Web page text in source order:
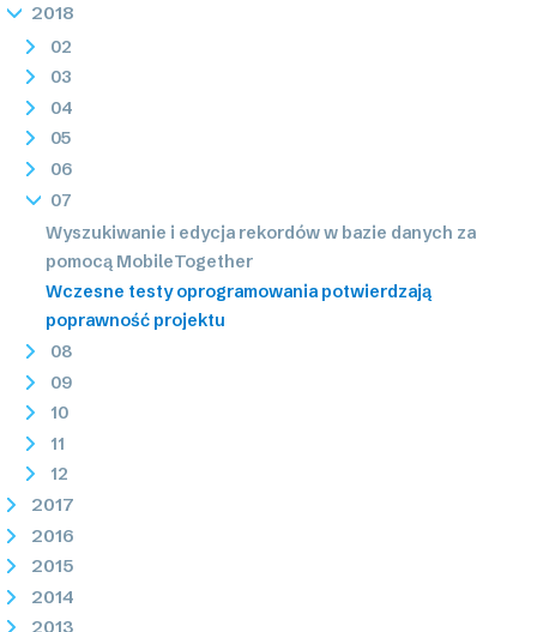
2018
02
03
04
05
06
07
Wyszukiwanie i edycja rekordów w bazie danych za
pomocą MobileTogether
Wczesne testy oprogramowania potwierdzają
poprawność projektu
08
09
10
11
12
2017
2016
2015
2014
2013